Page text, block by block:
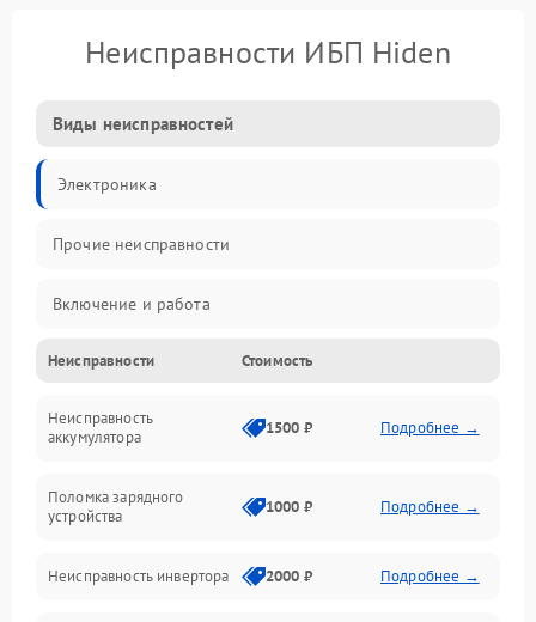
Неисправности ИБП Hiden
Виды неисправностей
Электроника
Прочие неисправности
Включение и работа
Работа с нагрузкой
Звук и индикация
Неисправности Стоимость
Неисправность
аккумулятора
1500 ₽ Подробнее →
Поломка зарядного
устройства
1000 ₽ Подробнее →
Неисправность инвертора 2000 ₽ Подробнее →